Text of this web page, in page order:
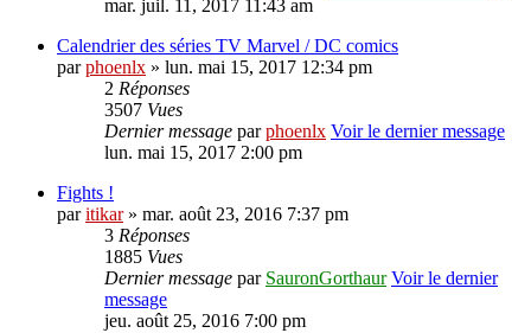
mar. juil. 11, 2017 11:43 am
Calendrier des séries TV Marvel / DC comics
parphoenlx » lun. mai 15, 2017 12:34 pm
2 Réponses
3507 Vues
Dernier message parphoenlx Voir le dernier message
lun. mai 15, 2017 2:00 pm
Fights !
paritikar» mar. août 23, 2016 7:37 pm
3 Réponses
1885 Vues
Dernier message par SauronGorthaur Voir le dernier
message
jeu. août 25, 2016 7:00 pm